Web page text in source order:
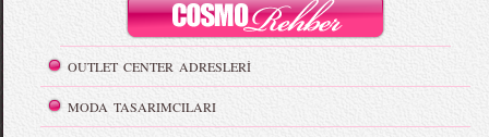
OUTLET CENTER ADRESLERİ
MODA TASARIMCILARI